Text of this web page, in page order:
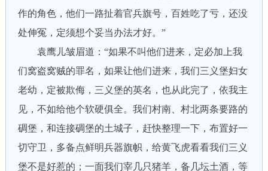
作的角色，他们一路扯着官兵旗号，百姓吃了亏，还没
处伸冤，定须想个妥当办法才好。”
袁鹰儿皱眉道：“如果不叫他们进来，定必加上我
们窝盗窝贼的罪名，如果让他们进来，我们三义堡妇女
老幼，定被欺侮，三义堡的英名，也从此完了，依我主
见，不如给他个软硬俱全。我们村南、村北两条要路的
碉堡，和连接碉堡的土城子，赶快整理一下，布置好一
切守卫，多备点鲜明兵器旗帜，给黄飞虎看看我们三义
堡不是好惹的；一面我们宰几只猪羊，备几坛土酒，等